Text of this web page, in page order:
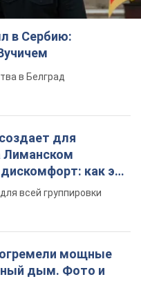
в Сербию:
в Белград
для
Лиманском
как это
всей группировки
мощные
дым. Фото и